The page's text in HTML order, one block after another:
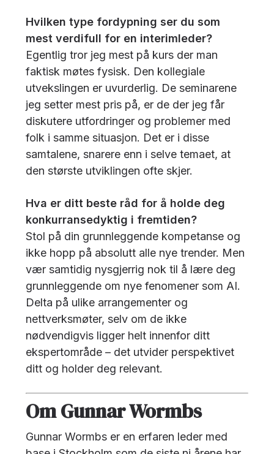
Hvilken type fordypning ser du som
mest verdifull for en interimleder?
Egentlig tror jeg mest på kurs der man
faktisk møtes fysisk. Den kollegiale
utvekslingen er uvurderlig. De seminarene
jeg setter mest pris på, er de der jeg får
diskutere utfordringer og problemer med
folk i samme situasjon. Det er i disse
samtalene, snarere enn i selve temaet, at
den største utviklingen ofte skjer.
Hva er ditt beste råd for å holde deg
konkurransedyktig i fremtiden?
Stol på din grunnleggende kompetanse og
ikke hopp på absolutt alle nye trender. Men
vær samtidig nysgjerrig nok til å lære deg
grunnleggende om nye fenomener som AI.
Delta på ulike arrangementer og
nettverksmøter, selv om de ikke
nødvendigvis ligger helt innenfor ditt
ekspertområde – det utvider perspektivet
ditt og holder deg relevant.
Om Gunnar Wormbs
Gunnar Wormbs er en erfaren leder med